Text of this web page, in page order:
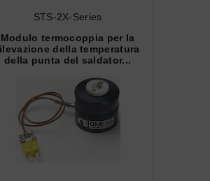
STS-2X-Series
Modulo termocoppia per la
della temperatura
della punta del saldator...